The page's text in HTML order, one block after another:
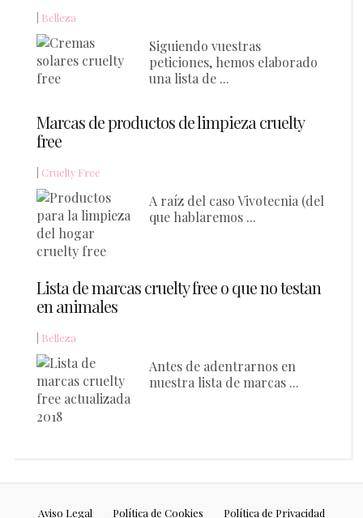
Belleza
Siguiendo vuestras
peticiones, hemos elaborado
una lista de ...
Marcas de productos de limpieza cruelty
free
Cruelty Free
A raíz del caso Vivotecnia (del
que hablaremos ...
Lista de marcas cruelty free o que no testan
en animales
Belleza
Antes de adentrarnos en
nuestra lista de marcas ...
Aviso Legal Política de Cookies Política de Privacidad